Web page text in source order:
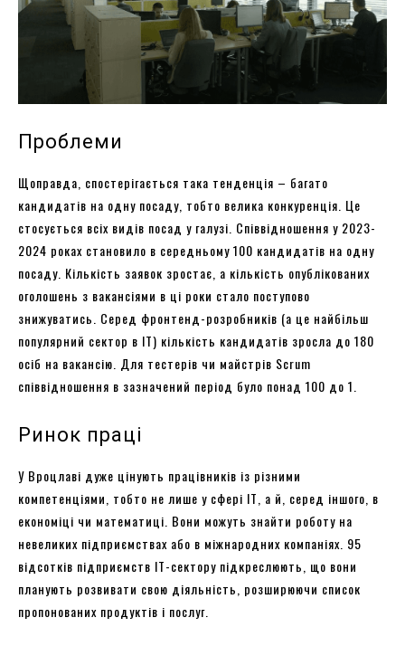
Проблеми
Щоправда, спостерігається така тенденція – багато
кандидатів на одну посаду, тобто велика конкуренція. Це
стосується всіх видів посад у галузі. Співвідношення у 2023-
2024 роках становило в середньому 100 кандидатів на одну
посаду. Кількість заявок зростає, а кількість опублікованих
оголошень з вакансіями в ці роки стало поступово
знижуватись. Серед фронтенд-розробників (а це найбільш
популярний сектор в ІТ) кількість кандидатів зросла до 180
осіб на вакансію. Для тестерів чи майстрів Scrum
співвідношення в зазначений період було понад 100 до 1.
Ринок праці
У Вроцлаві дуже цінують працівників із різними
компетенціями, тобто не лише у сфері ІТ, а й, серед іншого, в
економіці чи математиці. Вони можуть знайти роботу на
невеликих підприємствах або в міжнародних компаніях. 95
відсотків підприємств ІТ-сектору підкреслюють, що вони
планують розвивати свою діяльність, розширюючи список
пропонованих продуктів і послуг.